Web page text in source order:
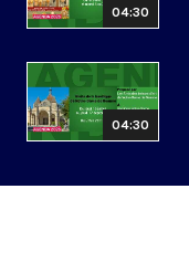
04:30
04:30